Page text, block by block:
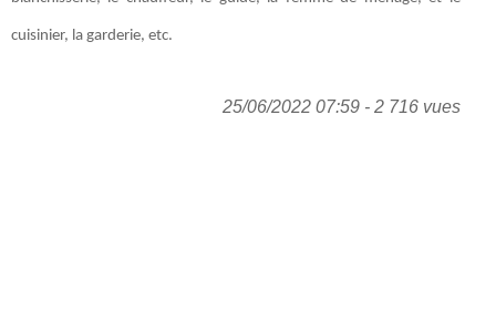
cuisinier, la garderie, etc.
25/06/2022 07:59 - 2 716 vues